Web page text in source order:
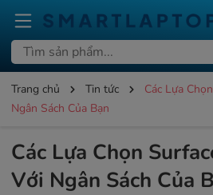
Trang chủ Tin tức
Các Lựa
Ngân Sách Của Bạn
Các Lựa Chọn
Với Ngân Sách Của